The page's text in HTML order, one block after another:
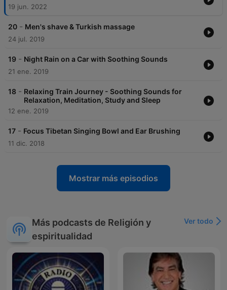
19 jun. 2022
20 - Men's shave & Turkish massage
24 jul. 2019
19 - Night Rain on a Car with Soothing Sounds
21 ene. 2019
18 - Relaxing Train Journey - Soothing Sounds for
Relaxation, Meditation, Study and Sleep
12 ene. 2019
17 - Focus Tibetan Singing Bowl and Ear Brushing
11 dic. 2018
Mostrar más episodios
Más podcasts de Religión y
espiritualidad
Ver todo